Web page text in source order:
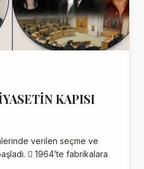
KAPISI
verilen seçme ve
 1964’te fabrikalara